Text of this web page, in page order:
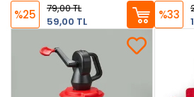
%25
79,00 TL
59,00 TL
%33